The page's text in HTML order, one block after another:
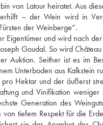
von Latour heiratet. Aus
– der Wein wird in
der Weinberge“.
und wird nach
Goudal. So wird
Seither ist es im
Unterboden aus Kalkstein
Hektar und der äußerst
und Vinifikation
Generation des
tiefem Respekt für die